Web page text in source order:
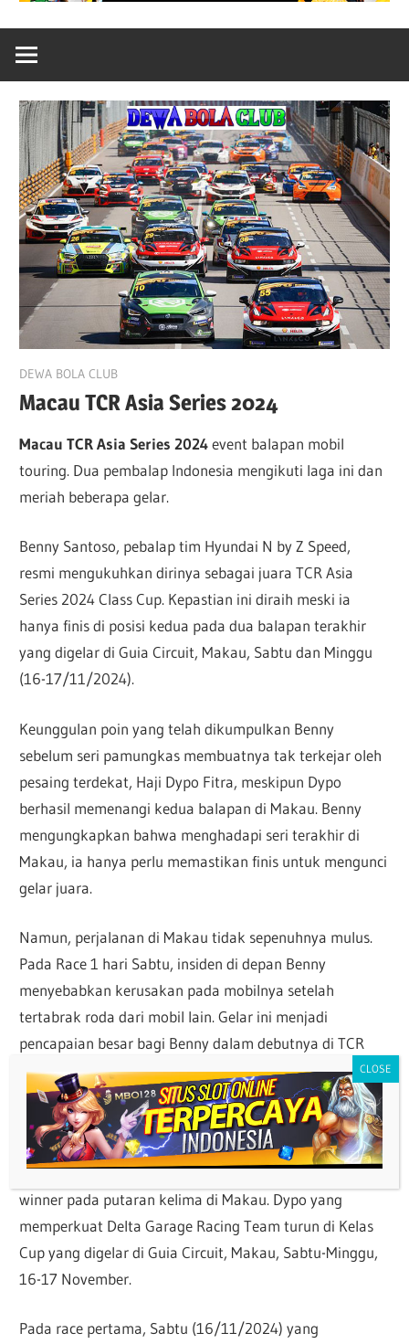
November 19, 2024
DEWA BOLA CLUB
Macau TCR Asia Series 2024
Macau TCR Asia Series 2024event balapan mobil
touring. Dua pembalap Indonesia mengikuti laga ini dan
meriah beberapa gelar.
Benny Santoso, pebalap tim Hyundai N by Z Speed,
resmi mengukuhkan dirinya sebagai juara TCR Asia
Series 2024 Class Cup. Kepastian ini diraih meski ia
hanya finis di posisi kedua pada dua balapan terakhir
yang digelar di Guia Circuit, Makau, Sabtu dan Minggu
(16-17/11/2024).
Keunggulan poin yang telah dikumpulkan Benny
sebelum seri pamungkas membuatnya tak terkejar oleh
pesaing terdekat, Haji Dypo Fitra, meskipun Dypo
berhasil memenangi kedua balapan di Makau. Benny
mengungkapkan bahwa menghadapi seri terakhir di
Makau, ia hanya perlu memastikan finis untuk mengunci
gelar juara.
Namun, perjalanan di Makau tidak sepenuhnya mulus.
Pada Race 1 hari Sabtu, insiden di depan Benny
menyebabkan kerusakan pada mobilnya setelah
tertabrak roda dari mobil lain. Gelar ini menjadi
pencapaian besar bagi Benny dalam debutnya di TCR
Asia Series, sekaligus menegaskan dominasi tim Hyundai
N by Z Speed di musim 2024.
Pebalap Indonesia Dypo Fitra menutup kiprahnya di TCR
Asia Serie 2024 dengan mantap. Dia meraih double
winner pada putaran kelima di Makau. Dypo yang
memperkuat Delta Garage Racing Team turun di Kelas
Cup yang digelar di Guia Circuit, Makau, Sabtu-Minggu,
16-17 November.
Pada race pertama, Sabtu (16/11/2024) yang